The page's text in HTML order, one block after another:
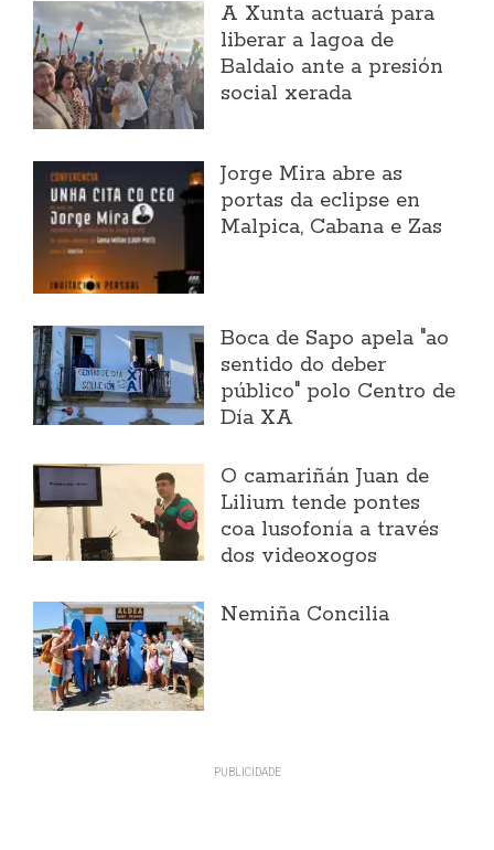
A Xunta actuará para
liberar a lagoa de
Baldaio ante a presión
social xerada
Jorge Mira abre as
portas da eclipse en
Malpica, Cabana e Zas
Boca de Sapo apela "ao
sentido do deber
público" polo Centro de
Día XA
O camariñán Juan de
Lilium tende pontes
coa lusofonía a través
dos videoxogos
Nemiña Concilia